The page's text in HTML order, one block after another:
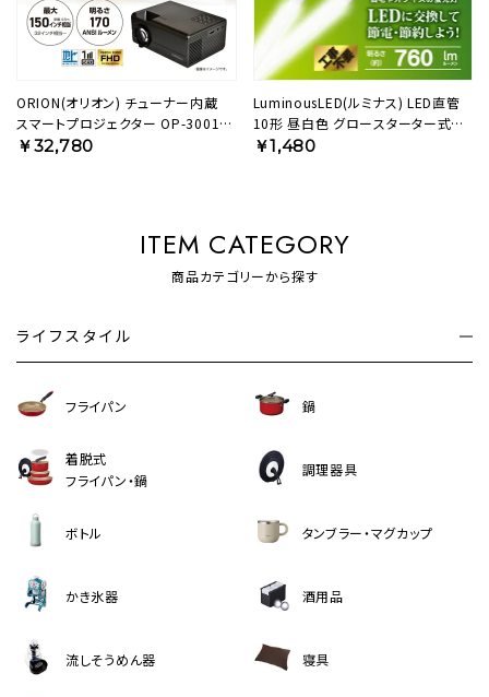
ORION(オリオン) チューナー内蔵
スマートプロジェクター OP-3001G
【AVT】
￥32,780
LuminousLED(ルミナス) LED直管
10形 昼白色 グロースターター式
G13-GL10N 【SH】
￥1,480
ITEM CATEGORY
商品カテゴリーから探す
ライフスタイル
フライパン 鍋
着脱式
フライパン・鍋
調理器具
ボトル タンブラー・マグカップ
かき氷器 酒用品
流しそうめん器 寝具